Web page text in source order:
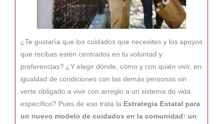
¿Te gustaría que los cuidados que necesites y los apoyos
que recibas estén centrados en tu voluntad y
preferencias? ¿Y elegir dónde, cómo y con quién vivir, en
igualdad de condiciones con las demás personas sin
verte obligado a vivir con arreglo a un sistema de vida
específico? Pues de eso trata la Estrategia Estatal para
un nuevo modelo de cuidados en la comunidad: un